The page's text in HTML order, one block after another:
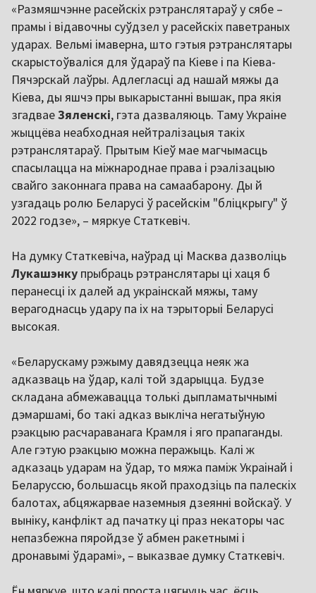
«Размяшчэнне расейскіх рэтранслятараў у сябе –
прамы і відавочны суўдзел у расейскіх паветраных
ударах. Вельмі імаверна, што гэтыя рэтранслятары
скарыстоўваліся для ўдараў па Кіеве і па Кіева-
Пячэрскай лаўры. Адлегласці ад нашай мяжы да
Кіева, ды яшчэ пры выкарыстанні вышак, пра якія
згадваеЗяленскі, гэта дазваляюць. Таму Украіне
жыццёва неабходная нейтралізацыя такіх
рэтранслятараў. Прытым Кіеў мае магчымасць
спасылацца на міжнароднае права і рэалізацыю
свайго законнага права на самаабарону. Ды й
узгадаць ролю Беларусі ў расейскім "бліцкрыгу" ў
2022 годзе», – мяркуе Статкевіч.
На думку Статкевіча, наўрад ці Масква дазволіць
Лукашэнку прыбраць рэтранслятары ці хаця б
перанесці іх далей ад украінскай мяжы, таму
верагоднасць удару па іх на тэрыторыі Беларусі
высокая.
«Беларускаму рэжыму давядзецца неяк жа
адказваць на ўдар, калі той здарыцца. Будзе
складана абмежавацца толькі дыпламатычнымі
дэмаршамі, бо такі адказ выкліча негатыўную
рэакцыю расчараванага Крамля і яго прапаганды.
Але гэтую рэакцыю можна перажыць. Калі ж
адказаць ударам на ўдар, то мяжа паміж Украінай і
Беларуссю, большасць якой праходзіць па палескіх
балотах, абцяжарвае наземныя дзеянні войскаў. У
выніку, канфлікт ад пачатку ці праз некаторы час
непазбежна пяройдзе ў абмен ракетнымі і
дронавымі ўдарамі», – выказвае думку Статкевіч.